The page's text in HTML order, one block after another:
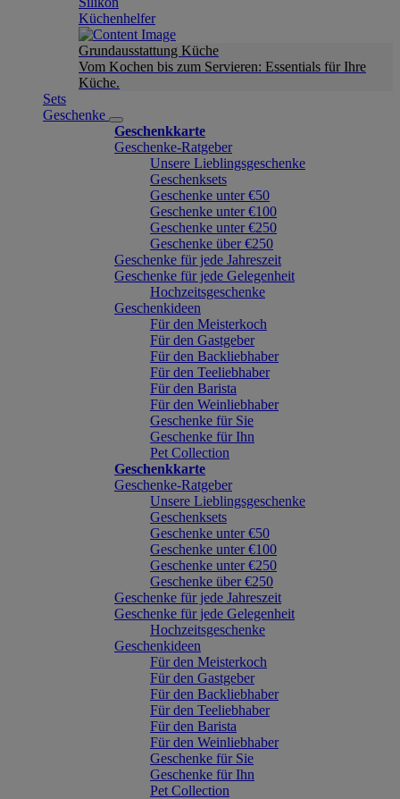
Küchenhelfer
Grundausstattung Küche
Vom Kochen bis zum Servieren: Essentials für Ihre
Küche.
Sets
Geschenke
Geschenkkarte
Geschenke-Ratgeber
Unsere Lieblingsgeschenke
Geschenksets
Geschenke unter €50
Geschenke unter €100
Geschenke unter €250
Geschenke über €250
Geschenke für jede Jahreszeit
Geschenke für jede Gelegenheit
Hochzeitsgeschenke
Geschenkideen
Für den Meisterkoch
Für den Gastgeber
Für den Backliebhaber
Für den Teeliebhaber
Für den Barista
Für den Weinliebhaber
Geschenke für Sie
Geschenke für Ihn
Pet Collection
Geschenkkarte
Geschenke-Ratgeber
Unsere Lieblingsgeschenke
Geschenksets
Geschenke unter €50
Geschenke unter €100
Geschenke unter €250
Geschenke über €250
Geschenke für jede Jahreszeit
Geschenke für jede Gelegenheit
Hochzeitsgeschenke
Geschenkideen
Für den Meisterkoch
Für den Gastgeber
Für den Backliebhaber
Für den Teeliebhaber
Für den Barista
Für den Weinliebhaber
Geschenke für Sie
Geschenke für Ihn
Pet Collection